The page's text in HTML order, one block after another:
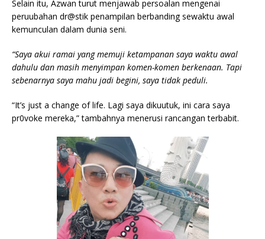
Selain itu, Azwan turut menjawab persoalan mengenai
peruubahan dr@stik penampilan berbanding sewaktu awal
kemunculan dalam dunia seni.
“Saya akui ramai yang memuji ketampanan saya waktu awal
dahulu dan masih menyimpan komen-komen berkenaan. Tapi
sebenarnya saya mahu jadi begini, saya tidak peduli.
“It’s just a change of life. Lagi saya dikuutuk, ini cara saya
pr0voke mereka,” tambahnya menerusi rancangan terbabit.